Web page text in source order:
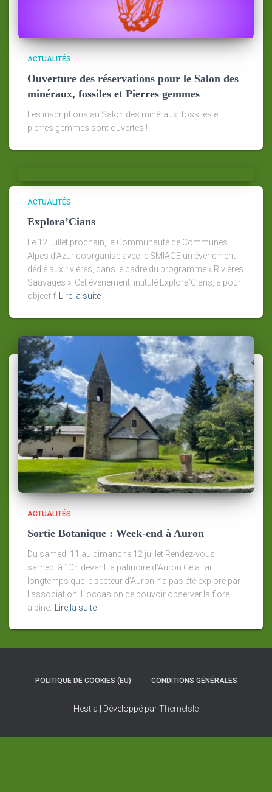
ACTUALITÉS
Ouverture des réservations pour le Salon des
minéraux, fossiles et Pierres gemmes
Les inscriptions au Salon des minéraux, fossiles et
pierres gemmes sont ouvertes !
ACTUALITÉS
Explora’Cians
Le 12 juillet prochain, la Communauté de Communes
Alpes d’Azur coorganise avec le SMIAGE un événement
dédié aux rivières, dans le cadre du programme « Rivières
Sauvages ». Cet événement, intitulé Explora’Cians, a pour
objectif
Lire la suite
ACTUALITÉS
Sortie Botanique : Week-end à Auron
Du samedi 11 au dimanche 12 juillet Rendez-vous
samedi à 10h devant la patinoire d’Auron Cela fait
longtemps que le secteur d’Auron n’a pas été exploré par
l’association. L’occasion de pouvoir observer la flore
alpine. Lire la suite
POLITIQUE DE COOKIES (EU) CONDITIONS GÉNÉRALES
Hestia | Développé parThemeIsle